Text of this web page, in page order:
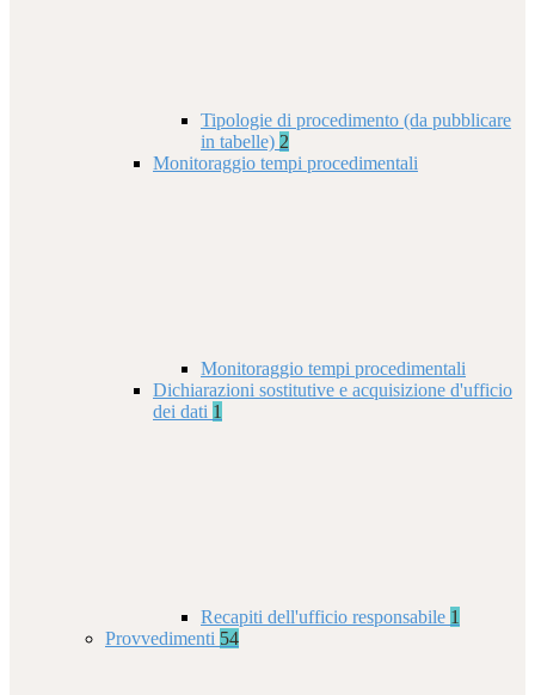
Tipologie di procedimento (da pubblicare
in tabelle) 2
Monitoraggio tempi procedimentali
Monitoraggio tempi procedimentali
Dichiarazioni sostitutive e acquisizione d'ufficio
dei dati 1
Recapiti dell'ufficio responsabile 1
Provvedimenti 54